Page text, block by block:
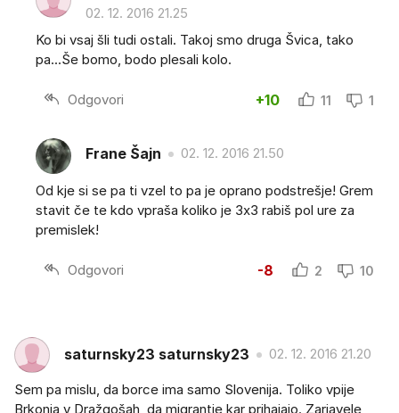
02. 12. 2016 21.25
Ko bi vsaj šli tudi ostali. Takoj smo druga Švica, tako
pa...Še bomo, bodo plesali kolo.
Odgovori +10 11 1
Frane Šajn 02. 12. 2016 21.50
Od kje si se pa ti vzel to pa je oprano podstrešje! Grem
stavit če te kdo vpraša koliko je 3x3 rabiš pol ure za
premislek!
Odgovori -8 2 10
saturnsky23 saturnsky23 02. 12. 2016 21.20
Sem pa mislu, da borce ima samo Slovenija. Toliko vpije
Brkonja v Dražgošah, da migrantje kar prihajajo. Zarjavele